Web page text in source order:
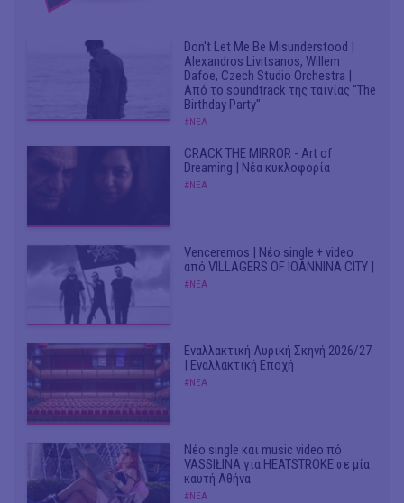
Don't Let Me Be Misunderstood |
Alexandros Livitsanos, Willem
Dafoe, Czech Studio Orchestra |
Από το soundtrack της ταινίας "The
Birthday Party"
#ΝΕΑ
CRACK THE MIRROR - Art of
Dreaming | Νέα κυκλοφορία
#ΝΕΑ
Venceremos | Νέο single + video
από VILLAGERS OF IOANNINA CITY |
#ΝΕΑ
Εναλλακτική Λυρική Σκηνή 2026/27
| Εναλλακτική Εποχή
#ΝΕΑ
Νέο single και music video πό
VASSIŁINA για HEATSTROKE σε μία
καυτή Αθήνα
#ΝΕΑ